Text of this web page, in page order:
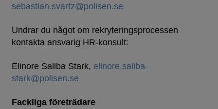
sebastian.svartz@polisen.se
Undrar du något om rekryteringsprocessen
kontakta ansvarig HR-konsult:
Elinore Saliba Stark, elinore.saliba-
stark@polisen.se
Fackliga företrädare